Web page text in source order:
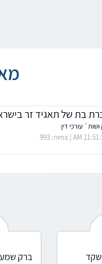
בת של תאגיד זר
עורכי דין
שקד ברק